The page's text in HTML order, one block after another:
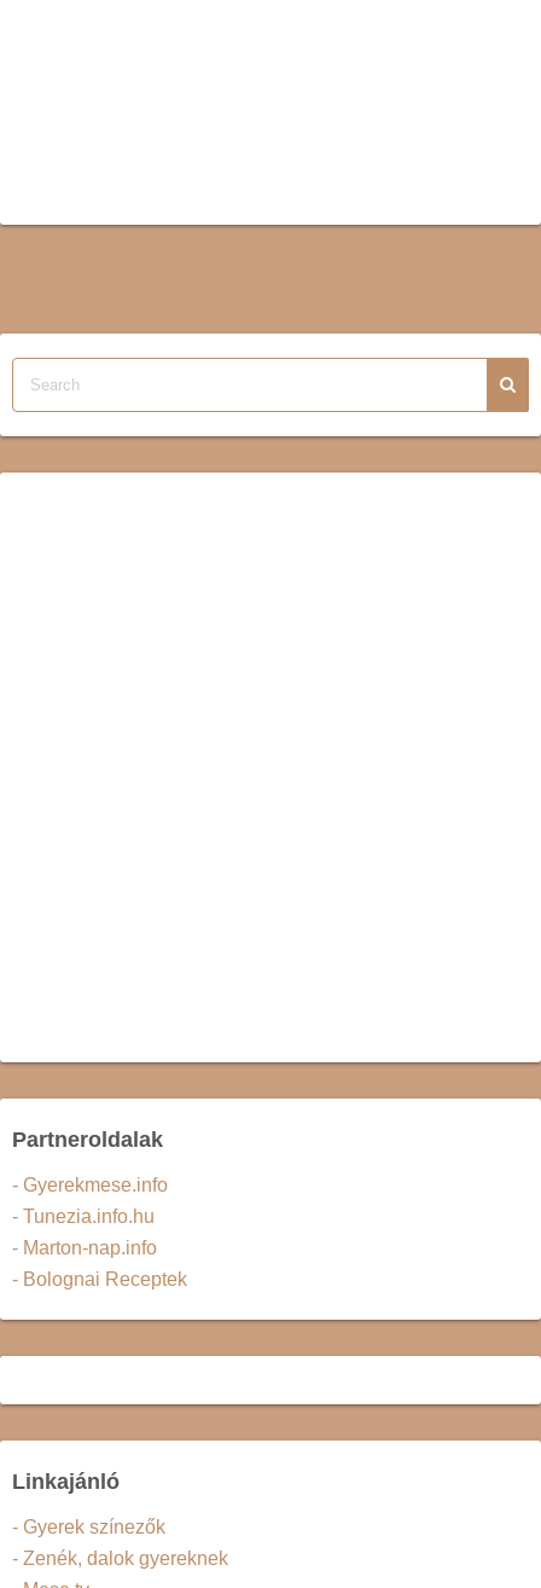
Partneroldalak
- Gyerekmese.info
- Tunezia.info.hu
- Marton-nap.info
- Bolognai Receptek
Linkajánló
- Gyerek színezők
- Zenék, dalok gyereknek